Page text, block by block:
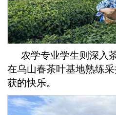
农学专业学生则深入
在乌山春茶叶基地熟练
获的快乐。